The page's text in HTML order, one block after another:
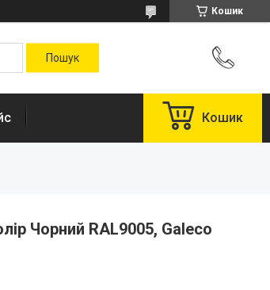
Кошик
Кошик
Чорний RAL9005, Galeco